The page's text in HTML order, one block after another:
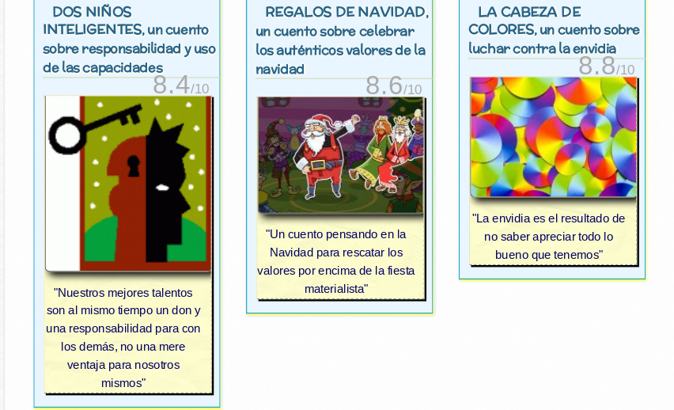
DOS NIÑOS
INTELIGENTES, un cuento
sobre responsabilidad y uso
de las capacidades
8.4/10
"Nuestros mejores talentos
son al mismo tiempo un don y
una responsabilidad para con
los demás, no una mere
ventaja para nosotros
mismos"
REGALOS DE NAVIDAD,
un cuento sobre celebrar
los auténticos valores de la
navidad
8.6/10
"Un cuento pensando en la
Navidad para rescatar los
valores por encima de la fiesta
materialista"
LA CABEZA DE
COLORES, un cuento sobre
luchar contra la envidia
8.8/10
"La envidia es el resultado de
no saber apreciar todo lo
bueno que tenemos"